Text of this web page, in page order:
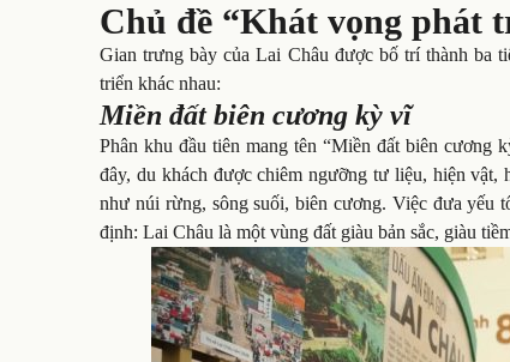
Chủ đề “Khát vọng phát
Gian trưng bày của Lai Châu được bố trí thành ba
triển khác nhau:
Miền đất biên cương kỳ vĩ
Phân khu đầu tiên mang tên “Miền đất biên
đây, du khách được chiêm ngưỡng tư liệu, hiện vật,
như núi rừng, sông suối, biên cương. Việc đưa yếu
định: Lai Châu là một vùng đất giàu bản sắc, giàu